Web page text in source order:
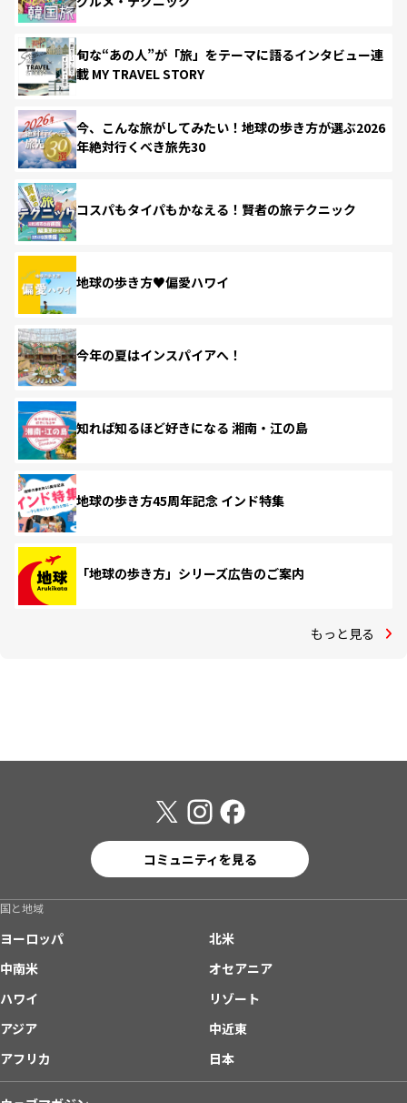
旬な“あの人”が「旅」をテーマに語るインタビュー連
載 MY TRAVEL STORY
今、こんな旅がしてみたい！地球の歩き方が選ぶ2026
年絶対行くべき旅先30
コスパもタイパもかなえる！賢者の旅テクニック
地球の歩き方♥偏愛ハワイ
今年の夏はインスパイアへ！
知れば知るほど好きになる 湘南・江の島
地球の歩き方45周年記念 インド特集
「地球の歩き方」シリーズ広告のご案内
もっと見る
コミュニティを見る
国と地域
ヨーロッパ
北米
中南米
オセアニア
ハワイ
リゾート
アジア
中近東
アフリカ
日本